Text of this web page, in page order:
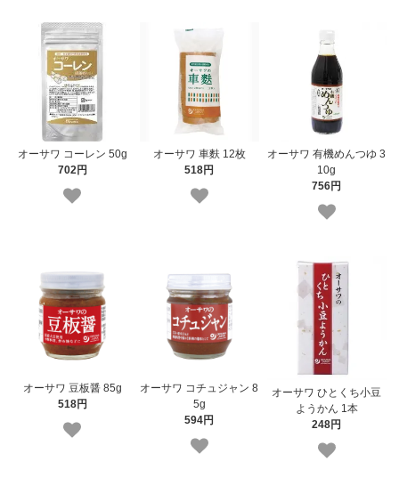
オーサワ コーレン 50g
702円
オーサワ 車麩 12枚
518円
オーサワ 有機めんつゆ 3
10g
756円
オーサワ 豆板醤 85g
518円
オーサワ コチュジャン 8
5g
594円
オーサワ ひとくち小豆
ようかん 1本
248円